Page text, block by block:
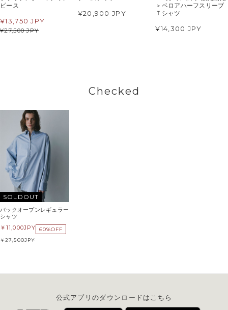
ピース
¥27,500 JPY
¥13,750 JPY
¥20,900 JPY
＞ベロアハーフスリーブ
Ｔシャツ
¥14,300 JPY
Checked
SOLDOUT
バックオープンレギュラー
シャツ
11,000JPY 60%OFF
27,500JPY
公式アプリのダウンロードはこちら